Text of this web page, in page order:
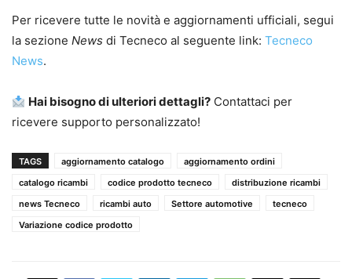
Per ricevere tutte le novità e aggiornamenti ufficiali, segui
la sezione News di Tecneco al seguente link: Tecneco
News.
Hai bisogno di ulteriori dettagli? Contattaci per
ricevere supporto personalizzato!
TAGS aggiornamento catalogo
aggiornamento ordini
catalogo ricambi
codice prodotto tecneco
distribuzione ricambi
news Tecneco
ricambi auto Settore automotive
tecneco
Variazione codice prodotto